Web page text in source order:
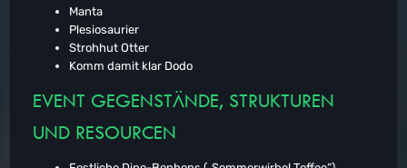
Manta
Plesiosaurier
Strohhut Otter
Komm damit klar Dodo
EVENT GEGENSTÄNDE, STRUKTUREN
UND RESOURCEN